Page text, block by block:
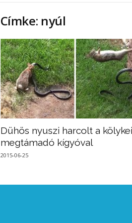
Címke: nyúl
Dühös nyuszi harcolt a
megtámadó kígyóval
2015-06-25